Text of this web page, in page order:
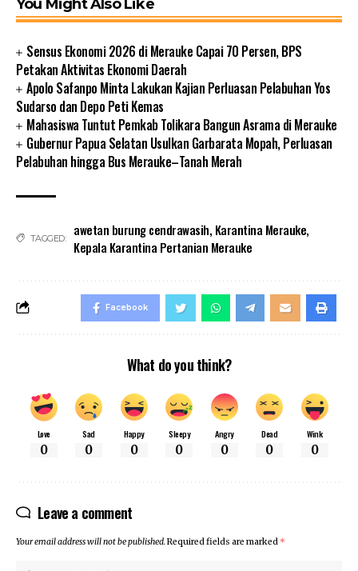
You Might Also Like
Sensus Ekonomi 2026 di Merauke Capai 70 Persen, BPS
Petakan Aktivitas Ekonomi Daerah
Apolo Safanpo Minta Lakukan Kajian Perluasan Pelabuhan Yos
Sudarso dan Depo Peti Kemas
Mahasiswa Tuntut Pemkab Tolikara Bangun Asrama di Merauke
Gubernur Papua Selatan Usulkan Garbarata Mopah, Perluasan
Pelabuhan hingga Bus Merauke–Tanah Merah
TAGGED: awetan burung cendrawasih, Karantina Merauke,
Kepala Karantina Pertanian Merauke
Facebook
What do you think?
Love
0
Sad
0
Happy
0
Sleepy
0
Angry
0
Dead
0
Wink
0
Leave a comment
Your email address will not be published.Required fields are marked *